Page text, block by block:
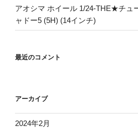
アオシマ ホイール 1/24-THE★チュ
ャドー5 (5H) (14インチ)
最近のコメント
アーカイブ
2024年2月